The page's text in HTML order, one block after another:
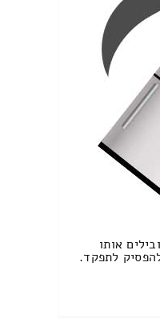
אותו
לתפקד.